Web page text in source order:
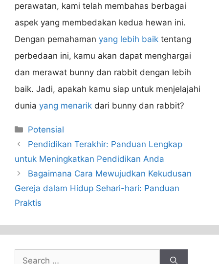
perawatan, kami telah membahas berbagai
aspek yang membedakan kedua hewan ini.
Dengan pemahaman yang lebih baik tentang
perbedaan ini, kamu akan dapat menghargai
dan merawat bunny dan rabbit dengan lebih
baik. Jadi, apakah kamu siap untuk menjelajahi
dunia yang menarik dari bunny dan rabbit?
Categories
Potensial
Pendidikan Terakhir: Panduan Lengkap
untuk Meningkatkan Pendidikan Anda
Bagaimana Cara Mewujudkan Kekudusan
Gereja dalam Hidup Sehari-hari: Panduan
Praktis
Search